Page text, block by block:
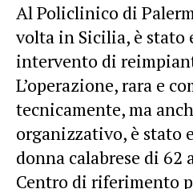
Al Policlinico di
volta in Sicilia, è stato
intervento di
L’operazione, rara e
tecnicamente, ma
organizzativo, è stato
donna calabrese di 62
Centro di riferimento